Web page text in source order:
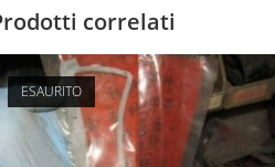
correlati
ESAURITO